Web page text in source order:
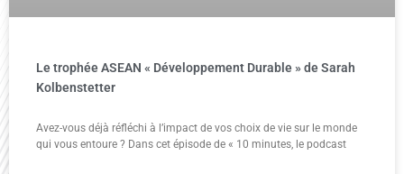
Le trophée ASEAN « Développement Durable » de Sarah
Kolbenstetter
Avez-vous déjà réfléchi à l’impact de vos choix de vie sur le monde
qui vous entoure ? Dans cet épisode de « 10 minutes, le podcast